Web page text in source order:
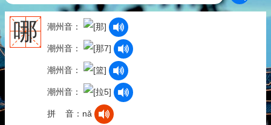
哪 潮州音：
潮州音：
潮州音：
潮州音：
拼 音：nǎ